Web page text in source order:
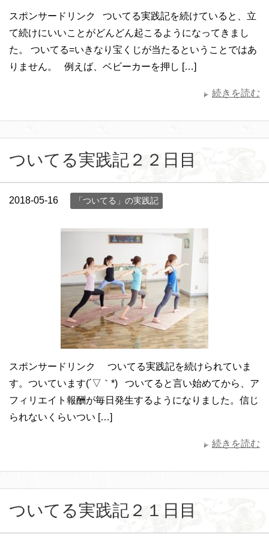
スポンサードリンク ついてる実践記を続けていると、立
て続けにいいことがどんどん起こるようになってきまし
た。 ついてる=いきなり宝くじが当たるということではあ
りません。 例えば、ベビーカーを押し […]
続きを読む
ついてる実践記２２日目
2018-05-16 「ついてる」の実践記
スポンサードリンク ついてる実践記を続けられていま
す。ついています(´▽｀*) ついてると言い始めてから、ア
フィリエイト報酬が毎日発生するようになりました。信じ
られないくらいつい […]
続きを読む
ついてる実践記２１日目